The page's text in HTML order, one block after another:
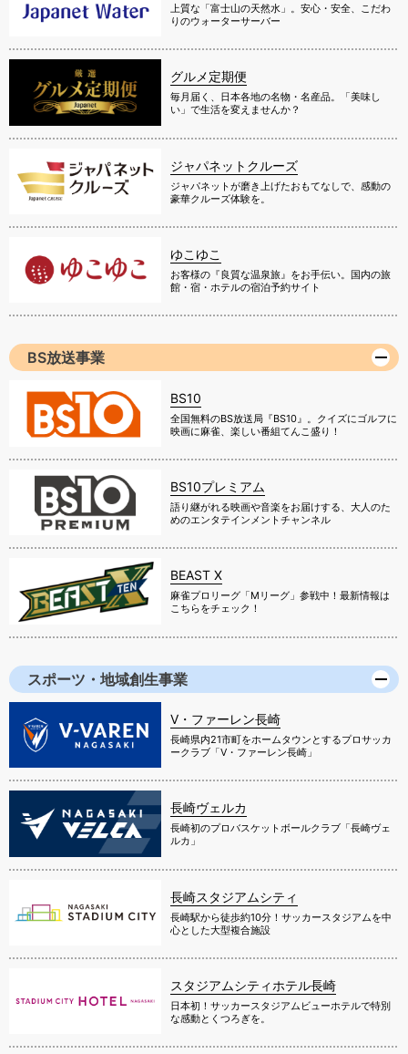
上質な「富士山の天然水」。安心・安全、こだわ
りのウォーターサーバー
グルメ定期便
毎月届く、日本各地の名物・名産品。「美味し
い」で生活を変えませんか？
ジャパネットクルーズ
ジャパネットが磨き上げたおもてなしで、感動の
豪華クルーズ体験を。
ゆこゆこ
お客様の『良質な温泉旅』をお手伝い。国内の旅
館・宿・ホテルの宿泊予約サイト
BS放送事業
BS10
全国無料のBS放送局『BS10』。クイズにゴルフに
映画に麻雀、楽しい番組てんこ盛り！
BS10プレミアム
語り継がれる映画や音楽をお届けする、大人のた
めのエンタテインメントチャンネル
BEAST X
麻雀プロリーグ「Mリーグ」参戦中！最新情報は
こちらをチェック！
スポーツ・地域創生事業
V・ファーレン長崎
長崎県内21市町をホームタウンとするプロサッカ
ークラブ「V・ファーレン長崎」
長崎ヴェルカ
長崎初のプロバスケットボールクラブ「長崎ヴェ
ルカ」
長崎スタジアムシティ
長崎駅から徒歩約10分！サッカースタジアムを中
心とした大型複合施設
スタジアムシティホテル長崎
日本初！サッカースタジアムビューホテルで特別
な感動とくつろぎを。